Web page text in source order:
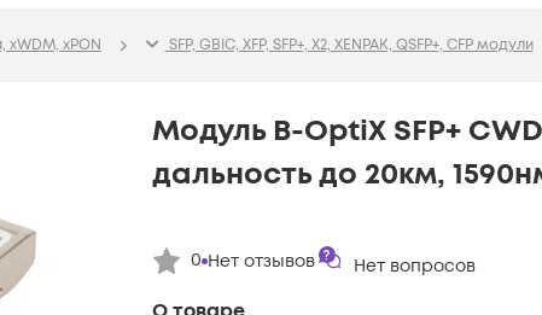
Условия
Возврат
Вопросы и
Конфигураторы
xPON SFP, GBIC, XFP, SFP+, X2, XENPAK, QSFP+, CFP модули
Модуль B-OptiX SFP+
дальность до 20км,
0 Нет отзывов Нет вопросов